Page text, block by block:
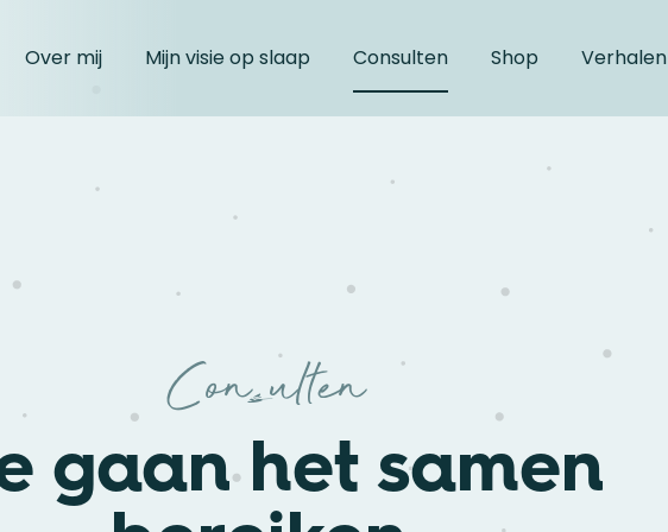
Over mij Mijn visie op slaap Consulten Shop Verhalen
Consulten
gaan het samen